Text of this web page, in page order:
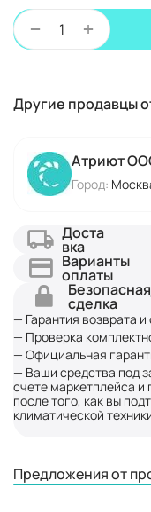
+
−
Другие продавцы
Атриют
Город:
Доста
вка
Варианты
оплаты
Безопасная
сделка
— Гарантия возврата
— Проверка
— Официальная
— Ваши средства под
счете маркетплейса и
после того, как вы
климатической
Предложения от